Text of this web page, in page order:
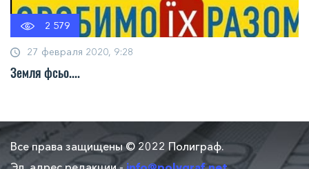
2 579
27 февраля 2020, 9:28
Земля фсьо....
Все права защищены © 2022 Полиграф.